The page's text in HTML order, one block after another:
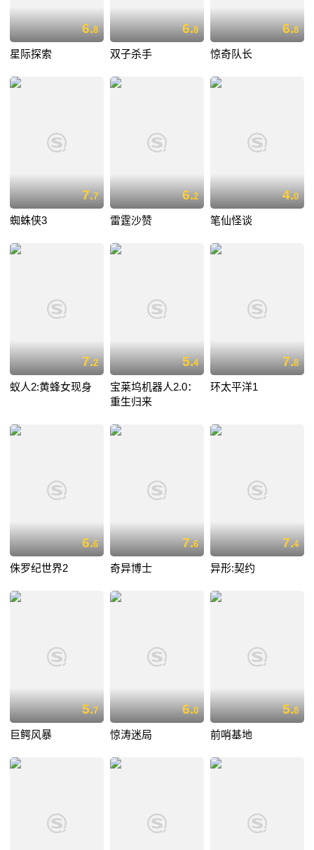
6.8
星际探索
6.8
双子杀手
6.8
惊奇队长
7.7
蜘蛛侠3
6.2
雷霆沙赞
4.0
笔仙怪谈
7.2
蚁人2:黄蜂女现身
5.4
宝莱坞机器人2.0：
重生归来
7.8
环太平洋1
6.6
侏罗纪世界2
7.6
奇异博士
7.4
异形:契约
5.7
巨鳄风暴
6.0
惊涛迷局
5.8
前哨基地